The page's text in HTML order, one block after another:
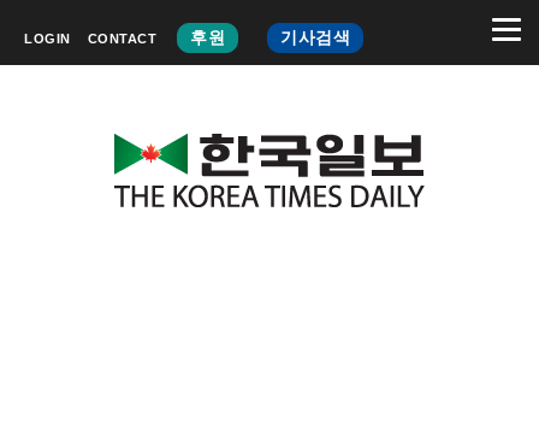
LOGIN CONTACT 후원 기사검색